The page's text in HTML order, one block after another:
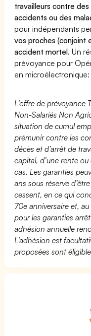
travailleurs contre
accidents ou des
pour indépendants
vos proches (conjoint
accident mortel. Un
prévoyance pour
en microélectronique:
L’offre de prévoyance
Non-Salariés Non
situation de cumul
prémunir contre les
décès et d’arrêt de
capital, d’une rente
cas. Les garanties
ans sous réserve
cessent, en ce qui
70e anniversaire et,
pour les garanties
adhésion annuelle
L’adhésion est
proposées sont